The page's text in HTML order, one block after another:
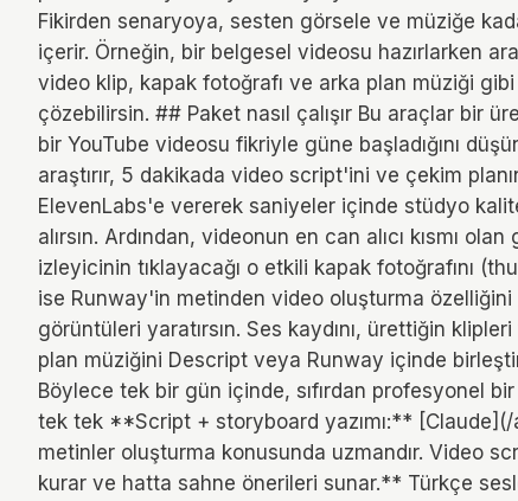
Fikirden senaryoya, sesten görsele ve müziğe
içerir. Örneğin, bir belgesel videosu hazırlarken
video klip, kapak fotoğrafı ve arka plan müziği
çözebilirsin. ## Paket nasıl çalışır Bu araçlar bir
bir YouTube videosu fikriyle güne başladığını
araştırır, 5 dakikada video script'ini ve çekim
ElevenLabs'e vererek saniyeler içinde stüdyo
alırsın. Ardından, videonun en can alıcı kısmı
izleyicinin tıklayacağı o etkili kapak fotoğrafını
ise Runway'in metinden video oluşturma özelliğini
görüntüleri yaratırsın. Ses kaydını, ürettiğin
plan müziğini Descript veya Runway içinde
Böylece tek bir gün içinde, sıfırdan profesyonel
tek tek **Script + storyboard yazımı:**
metinler oluşturma konusunda uzmandır. Video
kurar ve hatta sahne önerileri sunar.** Türkçe